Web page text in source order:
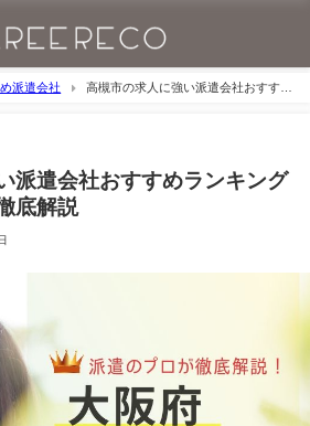
派遣会社
高槻市の求人に強い派遣会社おすすめ
派遣会社おすすめランキング
底解説